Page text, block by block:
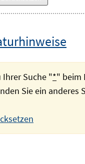
Ihrer Suche "*" beim
Sie ein anderes